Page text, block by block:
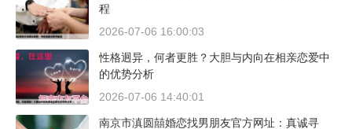
程
2026-07-06 16:00:03
性格迥异，何者更胜？大胆与内向在相亲恋爱中
的优势分析
2026-07-06 14:40:01
南京市滇圆囍婚恋找男朋友官方网址：真诚寻